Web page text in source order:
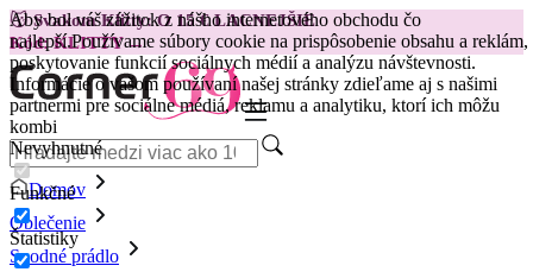
Aby bol váš zážitok z nášho internetového obchodu čo
najlepší.Používame súbory cookie na prispôsobenie obsahu a reklám,
poskytovanie funkcií sociálnych médií a analýzu návštevnosti.
Informácie o vašom používaní našej stránky zdieľame aj s našimi
partnermi pre sociálne médiá, reklamu a analytiku, ktorí ich môžu
kombi
Nevyhnutné
Funkčné
Štatistiky
😽Svakom Klitty: O 15 € LACNEJŠIE
Kód: KLITTY →
Domov
Oblečenie
Spodné prádlo